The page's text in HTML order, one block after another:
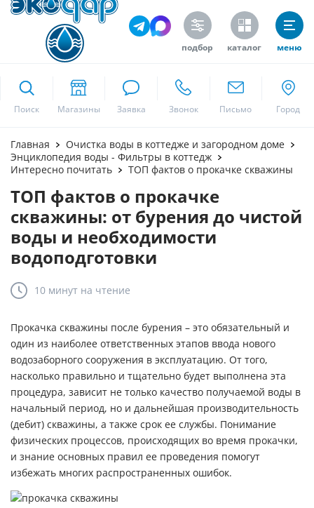
подбор каталог меню
Поиск
Москва
Главная
Очистка воды в коттедже и загородном доме
Энциклопедия воды - Фильтры в коттедж
Интересно почитать
ТОП фактов о прокачке скважины
ТОП фактов о прокачке
скважины: от бурения до чистой
воды и необходимости
водоподготовки
10 минут на чтение
Прокачка скважины после бурения – это обязательный и
один из наиболее ответственных этапов ввода нового
водозаборного сооружения в эксплуатацию. От того,
насколько правильно и тщательно будет выполнена эта
процедура, зависит не только качество получаемой воды в
начальный период, но и дальнейшая производительность
(дебит) скважины, а также срок ее службы. Понимание
физических процессов, происходящих во время прокачки,
и знание основных правил ее проведения помогут
избежать многих распространенных ошибок.